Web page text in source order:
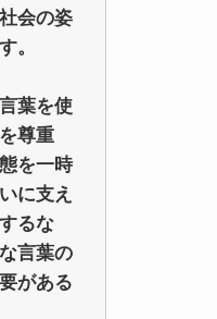
会の姿
。
葉を使
尊重
を一時
に支え
るな
言葉の
がある